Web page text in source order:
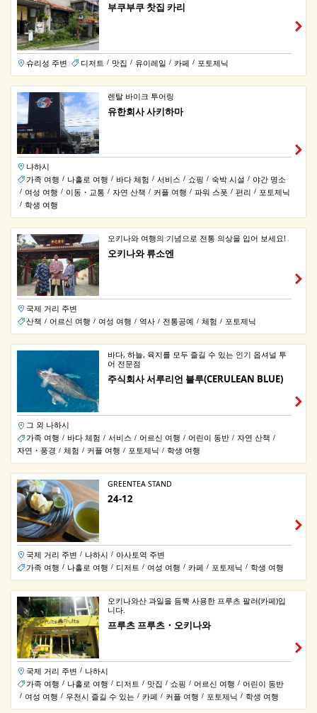
부쿠부쿠 찻집 카리
슈리성 주변 디저트 / 맛집 / 유이레일 / 카페 / 포토제닉
렌탈 바이크 투어링
유한회사 사키하마
나하시
가족 여행 / 나홀로 여행 / 바다 체험 / 서비스 / 쇼핑 / 숙박 시설 / 야간 명소
/ 여성 여행 / 이동・교통 / 자연 산책 / 커플 여행 / 파워 스폿 / 편리 / 포토제닉
/ 학생 여행
오키나와 여행의 기념으로 전통 의상을 입어 보세요!
오키나와 류소엔
국제 거리 주변
산책 / 어르신 여행 / 여성 여행 / 역사 / 전통공예 / 체험 / 포토제닉
바다, 하늘, 육지를 모두 즐길 수 있는 인기 옵셔널 투
어 전문점
주식회사 서루리언 블루(CERULEAN BLUE)
그 외 나하시
가족 여행 / 바다 체험 / 서비스 / 어르신 여행 / 어린이 동반 / 자연 산책 /
자연・풍경 / 체험 / 커플 여행 / 포토제닉 / 학생 여행
GREENTEA STAND
24-12
국제 거리 주변 / 나하시 / 아사토역 주변
가족 여행 / 나홀로 여행 / 디저트 / 여성 여행 / 카페 / 포토제닉 / 학생 여행
오키나와산 과일을 듬뿍 사용한 프루츠 팔러(카페)입
니다.
프루츠 프루츠・오키나와
국제 거리 주변 / 나하시
가족 여행 / 나홀로 여행 / 디저트 / 맛집 / 쇼핑 / 어르신 여행 / 어린이 동반
/ 여성 여행 / 우천시 즐길 수 있는 / 카페 / 커플 여행 / 포토제닉 / 학생 여행